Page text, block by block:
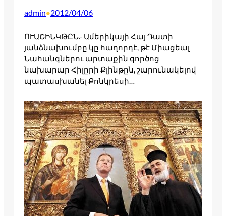
admin•2012/04/06
ՈՒԱՇԻՆԿԹԸՆ.- Ամերիկայի Հայ Դատի
յանձնախումբը կը հաղորդէ, թէ Միացեալ
Նահանգներու արտաքին գործոց
նախարար Հիլըրի Քլինթըն, շարունակելով
պատասխանել Քոնկրեսի…